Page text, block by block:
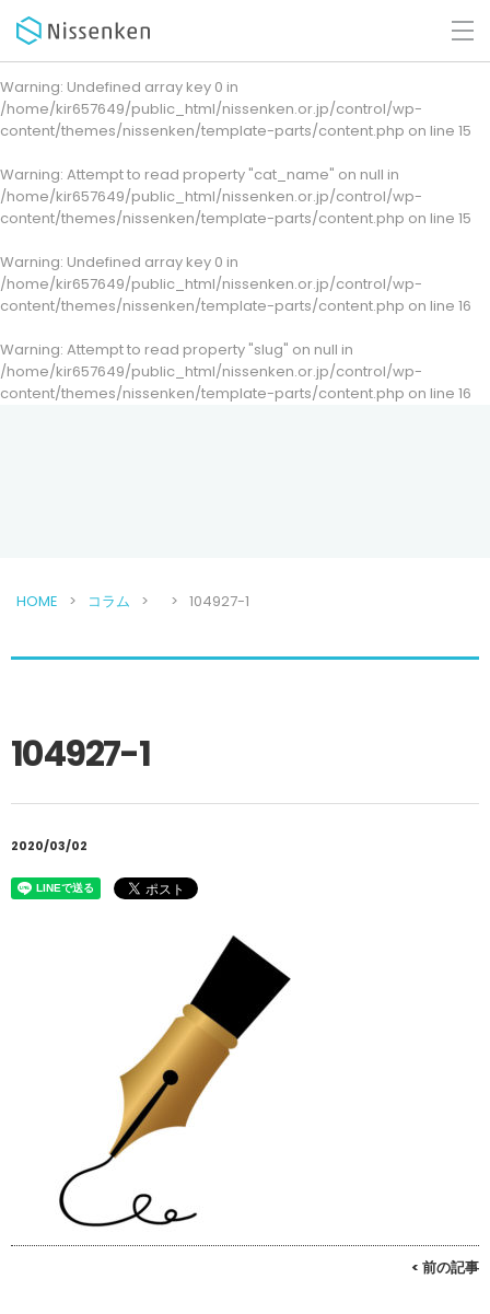
Warning: Undefined array key 0 in
/home/kir657649/public_html/nissenken.or.jp/control/wp-
content/themes/nissenken/template-parts/content.php on line 15
Warning: Attempt to read property "cat_name" on null in
/home/kir657649/public_html/nissenken.or.jp/control/wp-
content/themes/nissenken/template-parts/content.php on line 15
Warning: Undefined array key 0 in
/home/kir657649/public_html/nissenken.or.jp/control/wp-
content/themes/nissenken/template-parts/content.php on line 16
Warning: Attempt to read property "slug" on null in
/home/kir657649/public_html/nissenken.or.jp/control/wp-
content/themes/nissenken/template-parts/content.php on line 16
HOME コラム 104927-1
104927-1
2020/03/02
< 前の記事